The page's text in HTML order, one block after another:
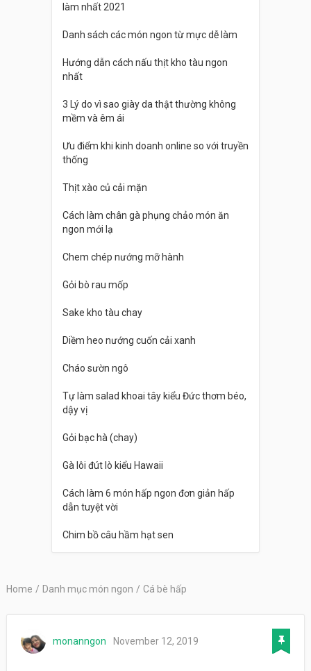
làm nhất 2021
Danh sách các món ngon từ mực dễ làm
Hướng dẫn cách nấu thịt kho tàu ngon
nhất
3 Lý do vì sao giày da thật thường không
mềm và êm ái
Ưu điểm khi kinh doanh online so với truyền
thống
Thịt xào củ cải mặn
Cách làm chân gà phụng chảo món ăn
ngon mới lạ
Chem chép nướng mỡ hành
Gỏi bò rau mốp
Sake kho tàu chay
Diềm heo nướng cuốn cải xanh
Cháo sườn ngô
Tự làm salad khoai tây kiểu Đức thơm béo,
dậy vị
Gỏi bạc hà (chay)
Gà lôi đút lò kiểu Hawaii
Cách làm 6 món hấp ngon đơn giản hấp
dẫn tuyệt vời
Chim bồ câu hầm hạt sen
Home / Danh mục món ngon / Cá bè hấp
monanngon November 12, 2019